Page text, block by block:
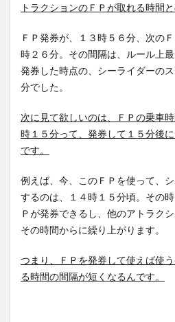
トラクションのＦＰが取れる時間と
ＦＰ発券が、１３時５６分、次の
時２６分。その間隔は、ルール上
発券した時点の、シーライダーの
分でした。
次に見て欲しいのは、ＦＰの乗車
時１５分って、発券して１５分後
です。
例えば、今、このＦＰを使って、
するのは、１４時１５分頃。その
Ｐが発券できるし、他のアトラク
その時間からに繰り上がります。
つまり、ＦＰを発券して使えば使
る時間の間隔が短くなるんです。